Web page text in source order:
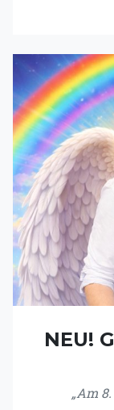
NEU!
„Am